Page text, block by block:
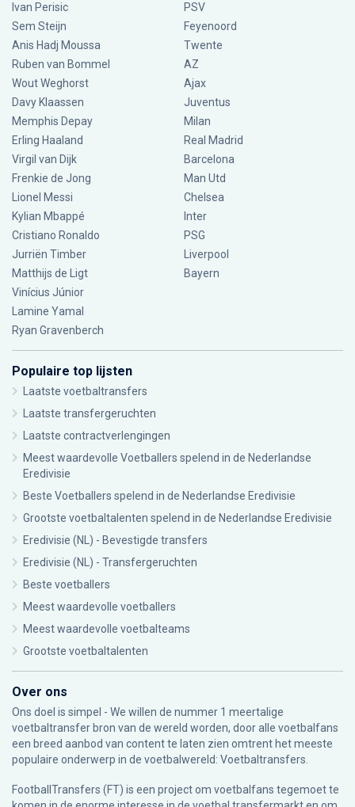
Ivan Perisic
Sem Steijn
Anis Hadj Moussa
Ruben van Bommel
Wout Weghorst
Davy Klaassen
Memphis Depay
Erling Haaland
Virgil van Dijk
Frenkie de Jong
Lionel Messi
Kylian Mbappé
Cristiano Ronaldo
Jurriën Timber
Matthijs de Ligt
Vinícius Júnior
Lamine Yamal
Ryan Gravenberch
PSV
Feyenoord
Twente
AZ
Ajax
Juventus
Milan
Real Madrid
Barcelona
Man Utd
Chelsea
Inter
PSG
Liverpool
Bayern
Populaire top lijsten
Laatste voetbaltransfers
Laatste transfergeruchten
Laatste contractverlengingen
Meest waardevolle Voetballers spelend in de Nederlandse
Eredivisie
Beste Voetballers spelend in de Nederlandse Eredivisie
Grootste voetbaltalenten spelend in de Nederlandse Eredivisie
Eredivisie (NL) - Bevestigde transfers
Eredivisie (NL) - Transfergeruchten
Beste voetballers
Meest waardevolle voetballers
Meest waardevolle voetbalteams
Grootste voetbaltalenten
Over ons
Ons doel is simpel - We willen de nummer 1 meertalige
voetbaltransfer bron van de wereld worden, door alle voetbalfans
een breed aanbod van content te laten zien omtrent het meeste
populaire onderwerp in de voetbalwereld: Voetbaltransfers.
FootballTransfers (FT) is een project om voetbalfans tegemoet te